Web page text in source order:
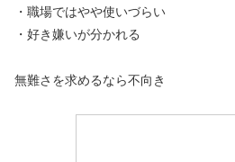
・職場ではやや使いづらい
・好き嫌いが分かれる
無難さを求めるなら不向き